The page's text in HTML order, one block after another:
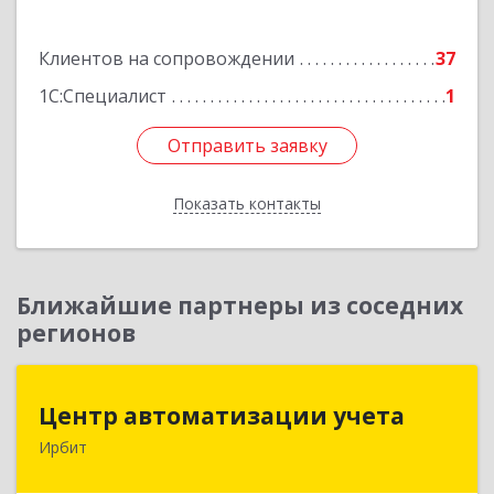
Клиентов на сопровождении
37
1С:Специалист
1
Отправить заявку
Показать контакты
Отправить заявку
Назад
Ближайшие партнеры из соседних
регионов
Центр автоматизации учета
Ирбит623854, Свердловская обл, Ирбит г, Маршала